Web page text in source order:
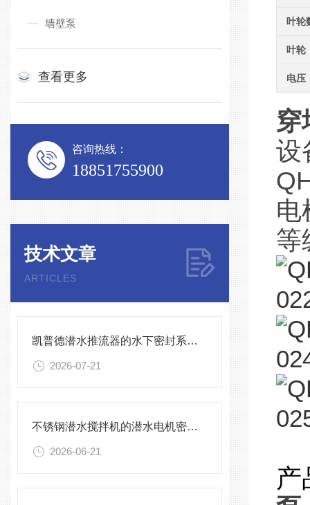
墙壁泵
查看更多
咨询热线：
18851755900
技术文章
ARTICLES
凯普德潜水推流器的水下密封系统维护全流程指南说明
2026-07-21
不锈钢潜水搅拌机的潜水电机密封与泄漏保护
2026-06-21
叶轮
叶轮
电压
穿
设
电
等
产